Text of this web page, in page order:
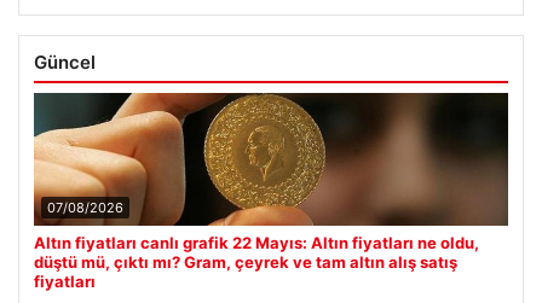
Güncel
07/08/2026
Altın fiyatları canlı grafik 22 Mayıs: Altın fiyatları ne oldu,
düştü mü, çıktı mı? Gram, çeyrek ve tam altın alış satış
fiyatları